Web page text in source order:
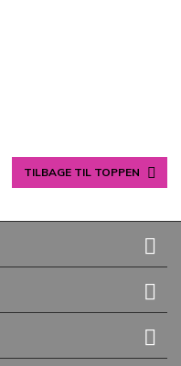
TILBAGE TIL TOPPEN 


